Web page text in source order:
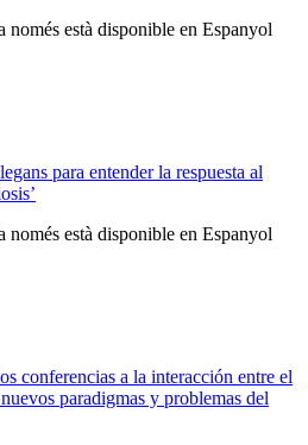
només està disponible en Espanyol
para entender la respuesta al
només està disponible en Espanyol
conferencias a la interacción entre el
paradigmas y problemas del